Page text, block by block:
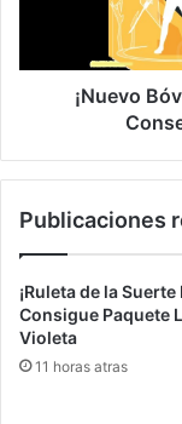
Emote
¡Nuevo
Publicaciones
¡Ruleta de la Suerte
Consigue Paquete
Violeta
11 horas atras